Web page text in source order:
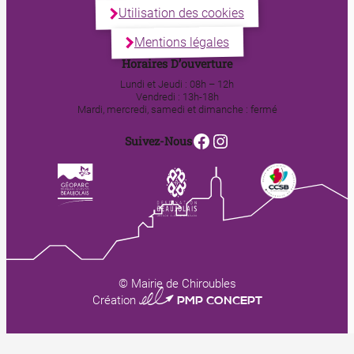
Utilisation des cookies
Mentions légales
Horaires D’ouverture
Lundi et Jeudi : 08h – 12h
Vendredi : 13h-18h
Mardi, mercredi, samedi et dimanche : fermé
Suivez-NousFacebook
Instagram
© Mairie de Chiroubles
Création 0123 PMP CONCEPT